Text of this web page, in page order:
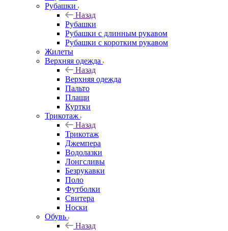
Рубашки
Назад
Рубашки
Рубашки с длинным рукавом
Рубашки с коротким рукавом
Жилеты
Верхняя одежда
Назад
Верхняя одежда
Пальто
Плащи
Куртки
Трикотаж
Назад
Трикотаж
Джемпера
Водолазки
Лонгсливы
Безрукавки
Поло
Футболки
Свитера
Носки
Обувь
Назад